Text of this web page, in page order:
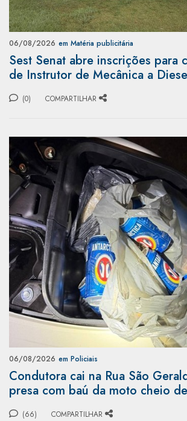
06/08/2026 em Matéria publicitária
Sest Senat abre inscrições para
de Instrutor de Mecânica a
(0) COMPARTILHAR
06/08/2026 em Policiais
Condutora cai na Rua São
presa com baú da moto cheio
(66) COMPARTILHAR